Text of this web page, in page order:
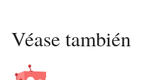
Véase también